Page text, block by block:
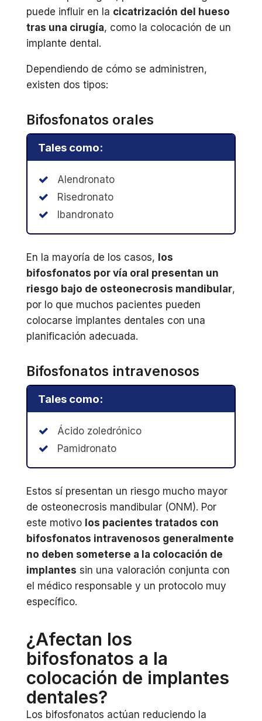
puede influir en la cicatrización del hueso
tras una cirugía, como la colocación de un
implante dental.
Dependiendo de cómo se administren,
existen dos tipos:
Bifosfonatos orales
Tales como:
Alendronato
Risedronato
Ibandronato
En la mayoría de los casos, los
bifosfonatos por vía oral presentan un
riesgo bajo de osteonecrosis mandibular,
por lo que muchos pacientes pueden
colocarse implantes dentales con una
planificación adecuada.
Bifosfonatos intravenosos
Tales como:
Ácido zoledrónico
Pamidronato
Estos sí presentan un riesgo mucho mayor
de osteonecrosis mandibular (ONM). Por
este motivo los pacientes tratados con
bifosfonatos intravenosos generalmente
no deben someterse a la colocación de
implantes sin una valoración conjunta con
el médico responsable y un protocolo muy
específico.
¿Afectan los
bifosfonatos a la
colocación de implantes
dentales?
Los bifosfonatos actúan reduciendo la